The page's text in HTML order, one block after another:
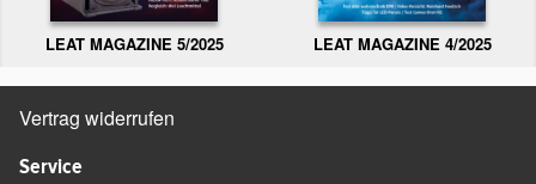
LEAT MAGAZINE 5/2025 LEAT MAGAZINE 4/2025
Vertrag widerrufen
Service